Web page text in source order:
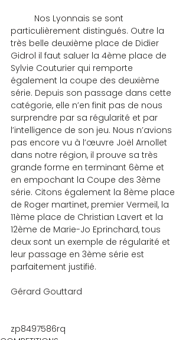
particulièrement distingués. Outre la
très belle deuxième place de Didier
Gidrol il faut saluer la 4ème place de
Sylvie Couturier qui remporte
également la coupe des deuxième
série. Depuis son passage dans cette
catégorie, elle n’en finit pas de nous
surprendre par sa régularité et par
l’intelligence de son jeu. Nous n’avions
pas encore vu à l’œuvre Joël Arnollet
dans notre région, il prouve sa très
grande forme en terminant 6ème et
en empochant la Coupe des 3ème
série. Citons également la 8ème place
de Roger martinet, premier Vermeil, la
11ème place de Christian Lavert et la
12ème de Marie-Jo Eprinchard, tous
deux sont un exemple de régularité et
leur passage en 3ème série est
parfaitement justifié.
Gérard Gouttard
zp8497586rq